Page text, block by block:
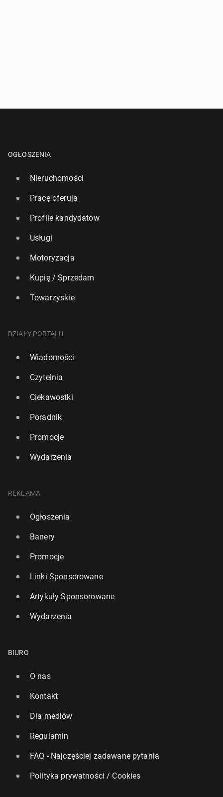
OGŁOSZENIA
Nieruchomości
Pracę oferują
Profile kandydatów
Usługi
Motoryzacja
Kupię / Sprzedam
Towarzyskie
DZIAŁY PORTALU
Wiadomości
Czytelnia
Ciekawostki
Poradnik
Promocje
Wydarzenia
REKLAMA
Ogłoszenia
Banery
Promocje
Linki Sponsorowane
Artykuły Sponsorowane
Wydarzenia
BIURO
O nas
Kontakt
Dla mediów
Regulamin
FAQ - Najczęściej zadawane pytania
Polityka prywatności / Cookies